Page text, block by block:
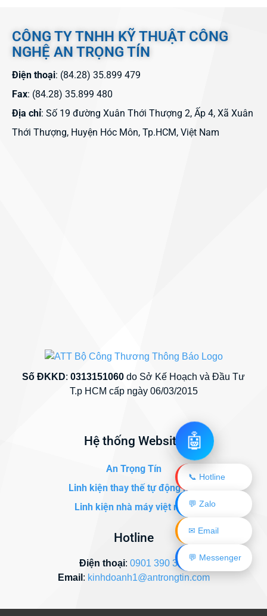
CÔNG TY TNHH KỸ THUẬT CÔNG
NGHỆ AN TRỌNG TÍN
Điện thoại: (84.28) 35.899 479
Fax: (84.28) 35.899 480
Địa chỉ: Số 19 đường Xuân Thới Thượng 2, Ấp 4, Xã Xuân
Thới Thượng, Huyện Hóc Môn, Tp.HCM, Việt Nam
Số ĐKKD: 0313151060 do Sở Kế Hoạch và Đầu Tư
T.p HCM cấp ngày 06/03/2015
Hệ thống Website
An Trọng Tín
Linh kiện thay thế tự động hóa
Linh kiện nhà máy việt nam
Hotline
Điện thoại: 0901 390 345
Email : kinhdoanh1@antrongtin.com
🤖
📞 Hotline
💬 Zalo
✉ Email
💬 Messenger